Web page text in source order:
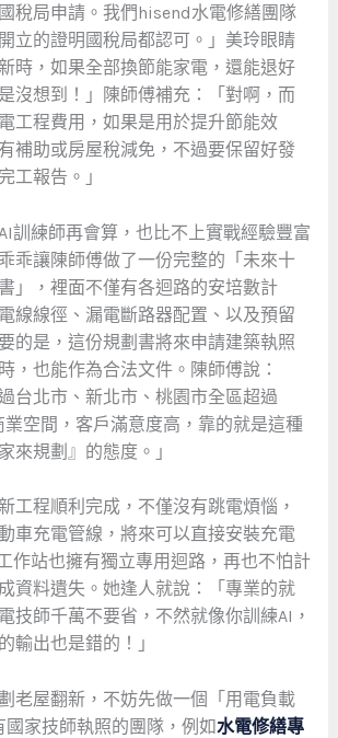
稅局申請。我們hisend水電修繕團隊
立的證明國稅局都認可。」美玲眼睛
時，如果全部換節能家電，還能退好
沒想到！」陳師傅補充：「對啊，而
工程費用，如果是用於提升節能效
補助或房屋稅減免，不過要保留好發
工報告。」
訓練師再會算，也比不上實戰經驗豐富
乖讓陳師傅做了一份完整的「未來十
」，裡面不僅有各迴路的安培數計
線線徑、漏電斷路器配置、以及預留
的是，這份規劃書將來申請建築執照
，也能作為合法文件。陳師傅說：
台北市、新北市、桃園市全區超過
空間，客戶滿意度高，靠的就是這種
來規劃』的態度。」
工程順利完成，不僅沒有跳電煩惱，
車充電管線，將來可以直接安裝充電
作站也擁有獨立專用迴路，再也不怕計
資料遺失。她逢人就說：「專業的就
技師千萬不要省，不然就像你訓練AI，
輸出也是錯的！」
老屋翻新，不妨先做一個「用電負載
家技師執照的團隊，例如水電修繕專